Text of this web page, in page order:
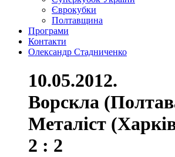
Єврокубки
Полтавщина
Програми
Контакти
Олександр Стадниченко
10.05.2012.
Ворскла
Металіст
2 : 2